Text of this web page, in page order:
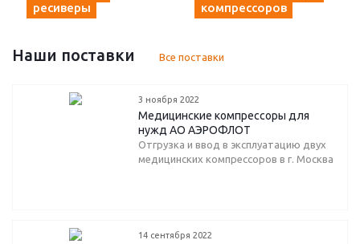
ресиверы
компрессоров
Наши поставки Все поставки
3 ноября 2022
Медицинские компрессоры для
нужд АО АЭРОФЛОТ
Отгрузка и ввод в эксплуатацию двух
медицинских компрессоров в г. Москва
14 сентября 2022